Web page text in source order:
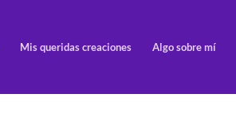
Mis queridas creaciones Algo sobre mí